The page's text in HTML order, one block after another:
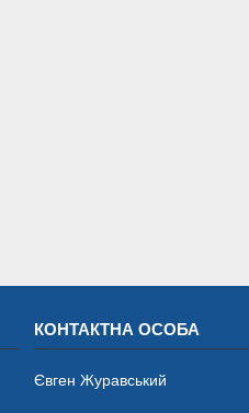
Євген Журавський